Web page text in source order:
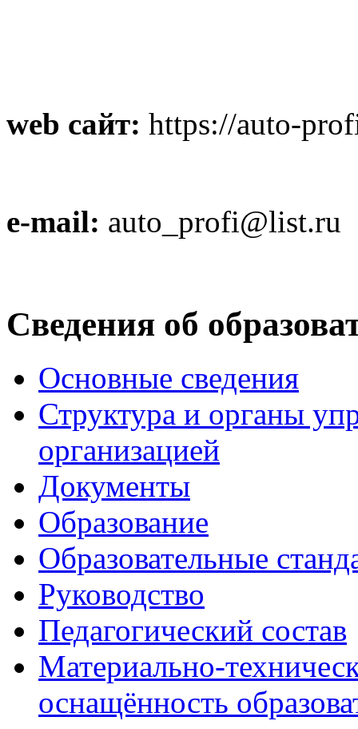
web сайт: https://auto-
e-mail: auto_profi@list.ru
Сведения об
Основные сведения
Структура и органы
организацией
Документы
Образование
Образовательные
Руководство
Педагогический состав
Материально-
оснащённость